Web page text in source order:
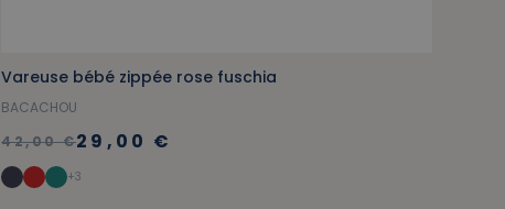
Vareuse bébé zippée rose fuschia
BACACHOU
42,00 €29,00 €
+3